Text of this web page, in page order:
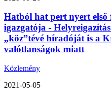
Hatból hat pert nyert
igazgatója -
„köz”tévé híradóját is a
valótlanságok miatt
Közlemény
2021-05-05